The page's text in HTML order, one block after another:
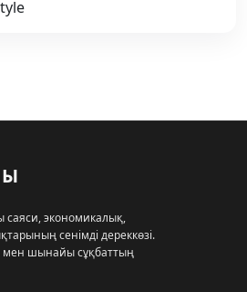
саяси, экономикалық,
сенімді дереккөзі.
мен шынайы сұқбаттың